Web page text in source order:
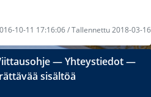
10-11 17:16:06 / Tallennettu 2018-03-16
―Yhteystiedot―
sisältöä